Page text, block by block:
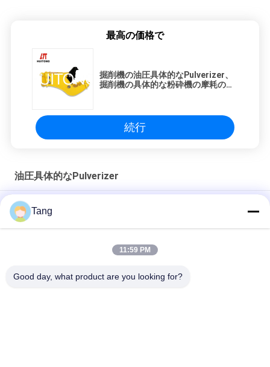
最高の価格で
掘削機の油圧具体的なPulverizer、
掘削機の具体的な粉砕機の摩耗の抵
続行
油圧具体的なPulverizer
構造のためのヒュンダイR150の掘削機の油圧具体的な
Pulverizer
Tang
11:59 PM
Good day, what product are you looking for?